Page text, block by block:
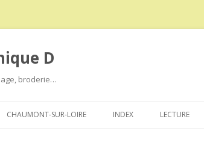
D
broderie…
au
CHAUMONT-SUR-LOIRE INDEX LECTURE